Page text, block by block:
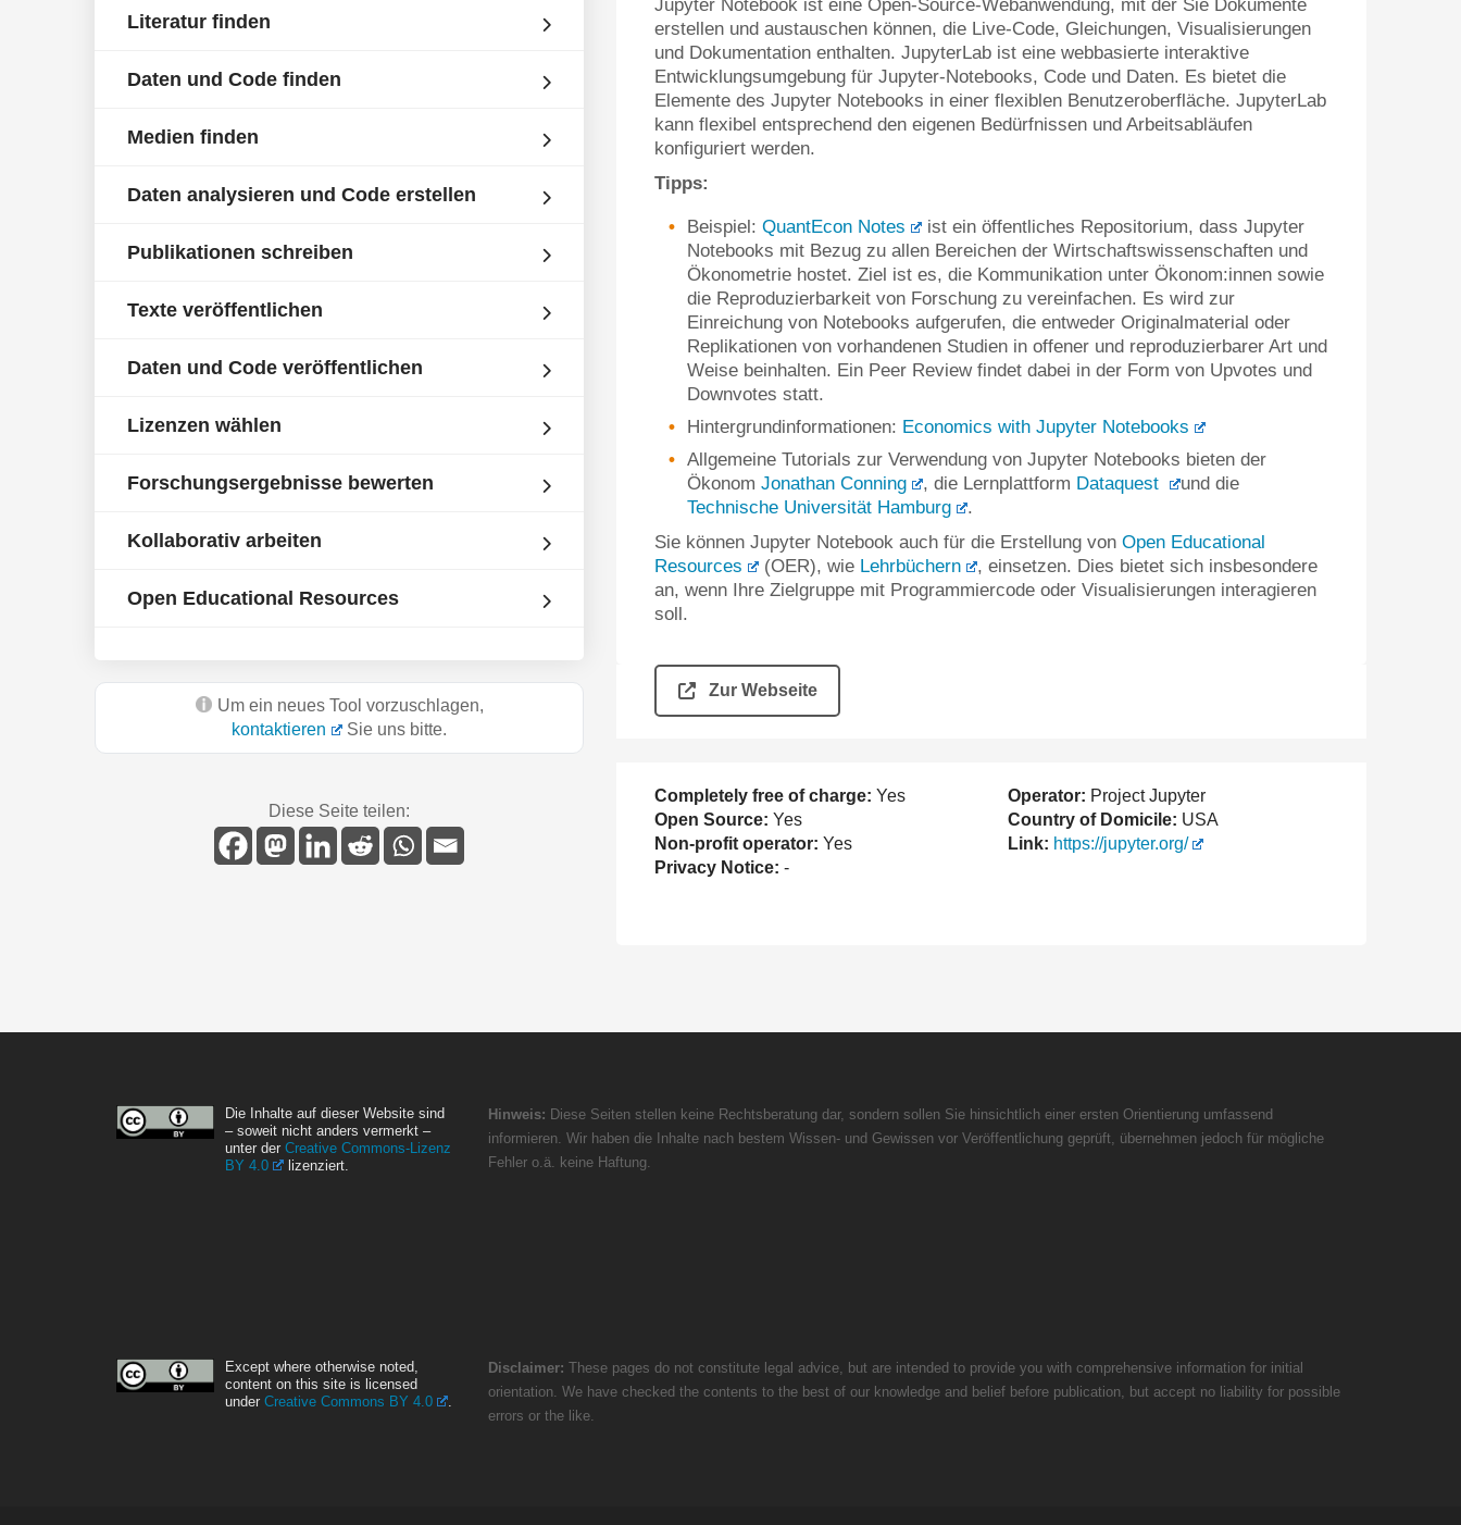
Literatur finden
Daten und Code finden
Medien finden
Daten analysieren und Code erstellen
Publikationen schreiben
Texte veröffentlichen
Daten und Code veröffentlichen
Lizenzen wählen
Forschungsergebnisse bewerten
Kollaborativ arbeiten
Open Educational Resources
Um ein neues Tool vorzuschlagen,
kontaktieren
Sie uns bitte.
Diese Seite teilen:
Jupyter Notebook ist eine Open-Source-Webanwendung, mit der Sie Dokumente
erstellen und austauschen können, die Live-Code, Gleichungen, Visualisierungen
und Dokumentation enthalten. JupyterLab ist eine webbasierte interaktive
Entwicklungsumgebung für Jupyter-Notebooks, Code und Daten. Es bietet die
Elemente des Jupyter Notebooks in einer flexiblen Benutzeroberfläche. JupyterLab
kann flexibel entsprechend den eigenen Bedürfnissen und Arbeitsabläufen
konfiguriert werden.
Tipps:
Beispiel: QuantEcon Notes
ist ein öffentliches Repositorium, dass Jupyter
Notebooks mit Bezug zu allen Bereichen der Wirtschaftswissenschaften und
Ökonometrie hostet. Ziel ist es, die Kommunikation unter Ökonom:innen sowie
die Reproduzierbarkeit von Forschung zu vereinfachen. Es wird zur
Einreichung von Notebooks aufgerufen, die entweder Originalmaterial oder
Replikationen von vorhandenen Studien in offener und reproduzierbarer Art und
Weise beinhalten. Ein Peer Review findet dabei in der Form von Upvotes und
Downvotes statt.
Hintergrundinformationen: Economics with Jupyter Notebooks
Allgemeine Tutorials zur Verwendung von Jupyter Notebooks bieten der
Ökonom Jonathan Conning , die Lernplattform Dataquest
und die
Technische Universität Hamburg
.
Sie können Jupyter Notebook auch für die Erstellung von Open Educational
Resources
(OER), wie Lehrbüchern
, einsetzen. Dies bietet sich insbesondere
an, wenn Ihre Zielgruppe mit Programmiercode oder Visualisierungen interagieren
soll.
Zur Webseite
Completely free of charge: Yes
Open Source: Yes
Non-profit operator: Yes
Privacy Notice: -
Operator: Project Jupyter
Country of Domicile: USA
Link: https://jupyter.org/
Die Inhalte auf dieser Website sind
– soweit nicht anders vermerkt –
unter der Creative Commons-Lizenz
BY 4.0
lizenziert.
Hinweis: Diese Seiten stellen keine Rechtsberatung dar, sondern sollen Sie hinsichtlich einer ersten Orientierung umfassend
informieren. Wir haben die Inhalte nach bestem Wissen- und Gewissen vor Veröffentlichung geprüft, übernehmen jedoch für mögliche
Fehler o.ä. keine Haftung.
Except where otherwise noted,
content on this site is licensed
under Creative Commons BY 4.0 .
Disclaimer: These pages do not constitute legal advice, but are intended to provide you with comprehensive information for initial
orientation. We have checked the contents to the best of our knowledge and belief before publication, but accept no liability for possible
errors or the like.